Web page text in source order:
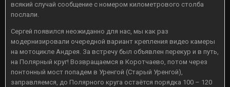
всякий случай сообщение с номером километрового столба
послали.
Сергей появился неожиданно для нас, мы как раз
модернизировали очередной вариант крепления видео камеры
на мотоцикле Андрея. За встречу был объявлен перекур и в путь,
на Полярный круг! Возвращаемся в Коротчаево, потом через
понтонный мост попадем в Уренгой (Старый Уренгой),
заправляемся, до Полярного круга остаётся порядка 100 – 120